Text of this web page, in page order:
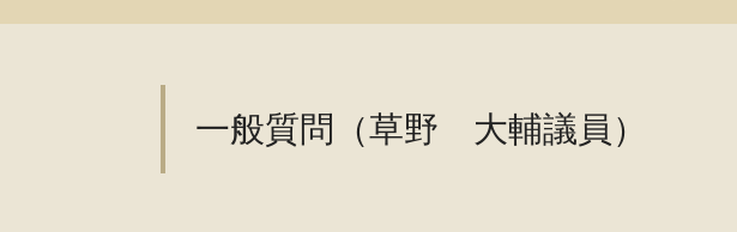
一般質問（草野 大輔議員）